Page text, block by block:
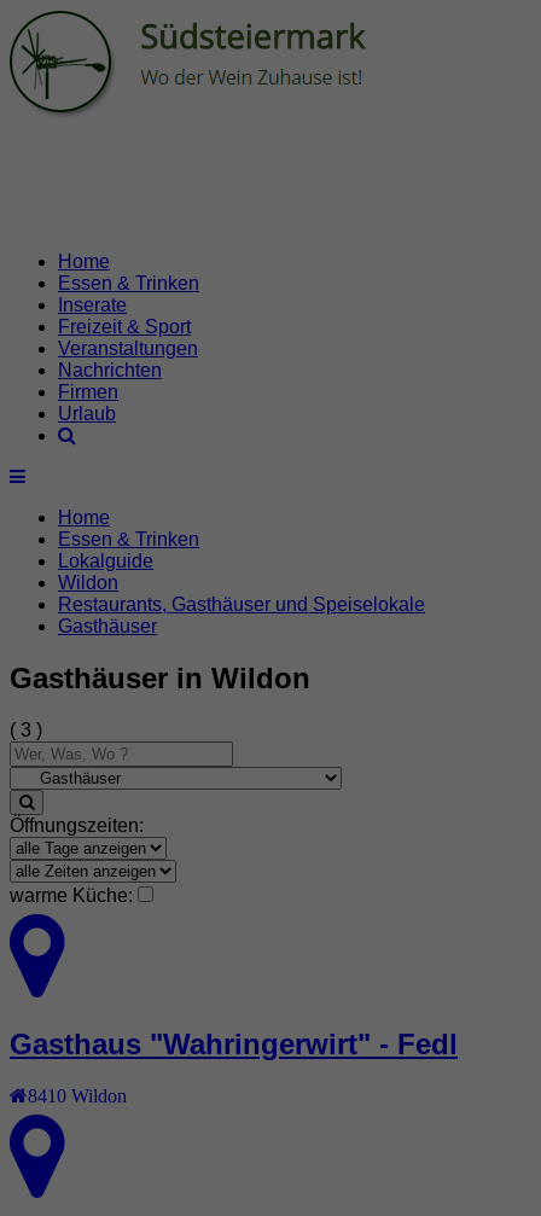
Home
Essen & Trinken
Inserate
Freizeit & Sport
Veranstaltungen
Nachrichten
Firmen
Urlaub
Home
Essen & Trinken
Lokalguide
Wildon
Restaurants, Gasthäuser und Speiselokale
Gasthäuser
Gasthäuser in Wildon
( 3 )
Öffnungszeiten:
warme Küche:
Gasthaus "Wahringerwirt" - Fedl
8410 Wildon